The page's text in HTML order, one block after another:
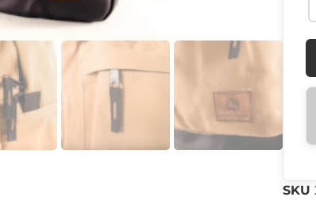
SKU